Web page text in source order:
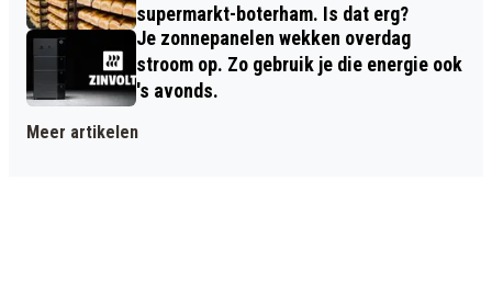
supermarkt-boterham. Is dat erg?
Je zonnepanelen wekken overdag
stroom op. Zo gebruik je die energie ook
's avonds.
Meer artikelen